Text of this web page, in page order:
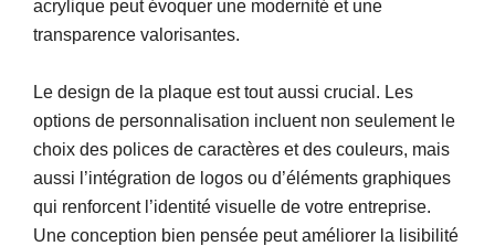
acrylique peut évoquer une modernité et une
transparence valorisantes.
Le design de la plaque est tout aussi crucial. Les
options de personnalisation incluent non seulement le
choix des polices de caractères et des couleurs, mais
aussi l’intégration de logos ou d’éléments graphiques
qui renforcent l’identité visuelle de votre entreprise.
Une conception bien pensée peut améliorer la lisibilité